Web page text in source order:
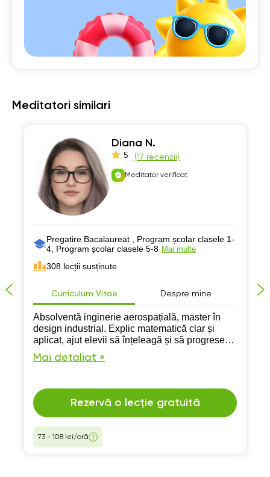
Meditatori similari
Diana N.
5 (17 recenzii)
Meditator verificat
Pregatire Bacalaureat , Program școlar clasele 1-
4, Program școlar clasele 5-8 Mai multe
308 lecții susținute
Curriculum Vitae Despre mine
Absolventă inginerie aerospațială, master în
design industrial. Explic matematică clar și
aplicat, ajut elevii să înțeleagă și să progreseze
rapid.
Mai detaliat »
Rezervă o lecție gratuită
73 - 108 lei/oră